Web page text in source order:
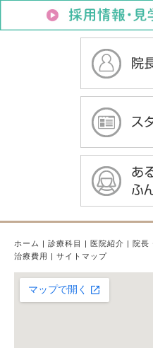
ホーム 診療科目 医院紹介 院長
治療費用
サイトマップ